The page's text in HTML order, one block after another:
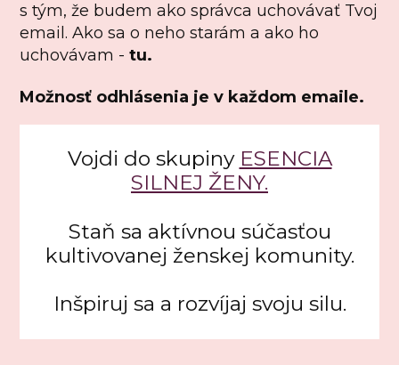
s tým, že budem ako správca uchovávať Tvoj
email. Ako sa o neho starám a ako ho
uchovávam -tu.
Možnosť odhlásenia je v každom emaile.
Vojdi do skupiny ESENCIA
SILNEJ ŽENY.
Staň sa aktívnou súčasťou
kultivovanej ženskej komunity.
Inšpiruj sa a rozvíjaj svoju silu.